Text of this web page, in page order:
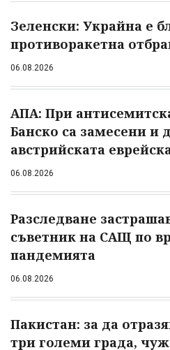
Зеленски: Украйна е
противоракетна
06.08.2026
АПА: При
Банско са замесени и
австрийската
06.08.2026
Разследване
съветник на САЩ по
пандемията
06.08.2026
Пакистан: за да
три големи града,